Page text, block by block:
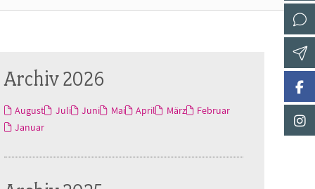
Archiv 2026
August Juli Juni Mai April März
Februar
Januar